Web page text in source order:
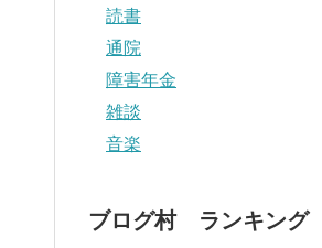
読書
通院
障害年金
雑談
音楽
ブログ村 ランキング